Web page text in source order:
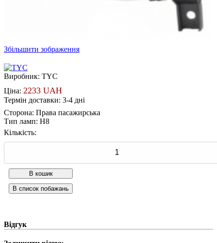
Збільшити зображення
Виробник: TYC
Ціна: 2233 UAH
Термін доставки: 3-4 дні
Сторона: Права пасажирська
Тип ламп: H8
Кількість:
Відгук